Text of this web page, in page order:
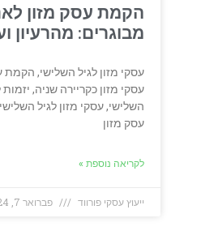
הקמת עסק מזון
מבוגרים: מהרעיון
עסקי מזון לגיל השלישי, הקמת
עסקי מזון כקריירה שניה,
השלישי, עסקי מזון לגיל
עסק מזון
לקריאה נוספת »
ייעוץ עסקי פורווד פברואר 7, 2024